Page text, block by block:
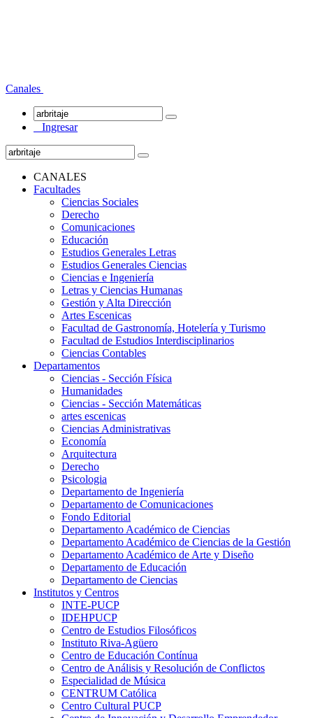
Canales
Ingresar
CANALES
Facultades
Ciencias Sociales
Derecho
Comunicaciones
Educación
Estudios Generales Letras
Estudios Generales Ciencias
Ciencias e Ingeniería
Letras y Ciencias Humanas
Gestión y Alta Dirección
Artes Escenicas
Facultad de Gastronomía, Hotelería y Turismo
Facultad de Estudios Interdisciplinarios
Ciencias Contables
Departamentos
Ciencias - Sección Física
Humanidades
Ciencias - Sección Matemáticas
artes escenicas
Ciencias Administrativas
Economía
Arquitectura
Derecho
Psicologia
Departamento de Ingeniería
Departamento de Comunicaciones
Fondo Editorial
Departamento Académico de Ciencias
Departamento Académico de Ciencias de la Gestión
Departamento Académico de Arte y Diseño
Departamento de Educación
Departamento de Ciencias
Institutos y Centros
INTE-PUCP
IDEHPUCP
Centro de Estudios Filosóficos
Instituto Riva-Agüero
Centro de Educación Contínua
Centro de Análisis y Resolución de Conflictos
Especialidad de Música
CENTRUM Católica
Centro Cultural PUCP